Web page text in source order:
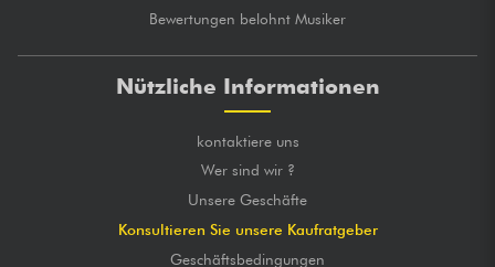
Bewertungen belohnt Musiker
Nützliche Informationen
kontaktiere uns
Wer sind wir ?
Unsere Geschäfte
Konsultieren Sie unsere Kaufratgeber
Geschäftsbedingungen